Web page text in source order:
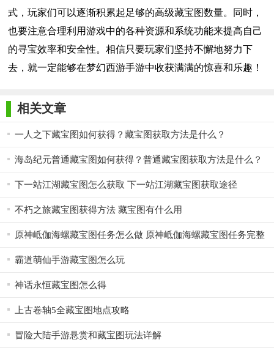
式，玩家们可以逐渐积累起足够的高级藏宝图数量。同时，
也要注意合理利用游戏中的各种资源和系统功能来提高自己
的寻宝效率和安全性。相信只要玩家们坚持不懈地努力下
去，就一定能够在梦幻西游手游中收获满满的惊喜和乐趣！
相关文章
一人之下藏宝图如何获得？藏宝图获取方法是什么？
海岛纪元普通藏宝图如何获得？普通藏宝图获取方法是什么？
下一站江湖藏宝图怎么获取 下一站江湖藏宝图获取途径
不朽之旅藏宝图获得方法 藏宝图有什么用
原神岻伽海螺藏宝图任务怎么做 原神岻伽海螺藏宝图任务完整
霸道萌仙手游藏宝图怎么玩
神话永恒藏宝图怎么得
上古卷轴5全藏宝图地点攻略
冒险大陆手游悬赏和藏宝图玩法详解